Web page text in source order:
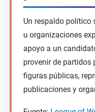
Un respaldo político
u organizaciones
apoyo a un
provenir de partidos
figuras públicas,
publicaciones y